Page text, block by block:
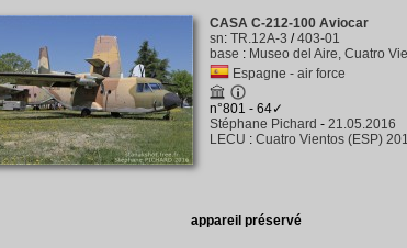
CASA C-212-100 Aviocar
sn: TR.12A-3 /403-01
base : Museo del Aire, Cuatro
Espagne - air force
n°801 - 64✓
Stéphane Pichard - 21.05.2016
LECU : Cuatro Vientos (ESP)
appareil préservé